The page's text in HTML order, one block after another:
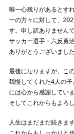
唯一心残りがあるとす
ーの方々に対して、
す。申し訳ありませんで
サッカー選手・六反勇
ありがとうございました
最後になりますが、こ
我慢してくれた4人の
には心から感謝してい
そしてこれからもよろ
人生はまだまだ続きます